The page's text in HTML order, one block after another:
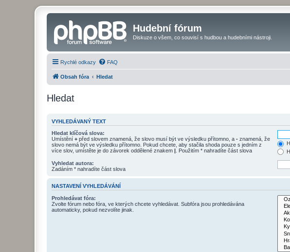
Hudební fórum
Diskuze o všem, co souvisí s hudbou a hudebními nástroji.
Rychlé odkazy FAQ
Obsah fóra Hledat
Hledat
VYHLEDÁVANÝ TEXT
Hledat klíčová slova:
Umístění + před slovem znamená, že slovo musí být ve výsledku přítomno, a - znamená, že
slovo nemá být ve výsledku přítomno. Pokud chcete, aby stačila shoda pouze s jedním z
více slov, umístěte je do závorek oddělené znakem | . Použitím * nahradíte část slova
Vyhledat autora:
Zadáním * nahradíte část slova
NASTAVENÍ VYHLEDÁVÁNÍ
Prohledávat fóra:
Zvolte fórum nebo fóra, ve kterých chcete vyhledávat. Subfóra jsou prohledávána
automaticky, pokud nezvolíte jinak.